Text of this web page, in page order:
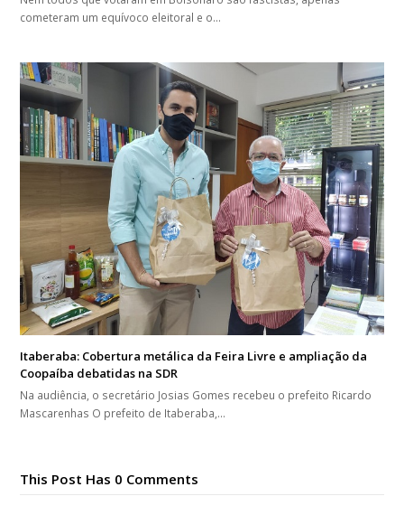
cometeram um equívoco eleitoral e o…
Itaberaba: Cobertura metálica da Feira Livre e ampliação da
Coopaíba debatidas na SDR
Na audiência, o secretário Josias Gomes recebeu o prefeito Ricardo
Mascarenhas O prefeito de Itaberaba,…
This Post Has 0 Comments